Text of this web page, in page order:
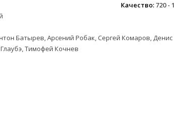
Качество: 720 -
Батырев, Арсений Робак, Сергей Комаров,
Тимофей Кочнев